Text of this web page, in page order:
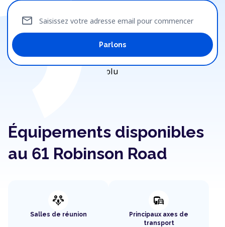
Saisissez votre adresse email pour commencer
mail
Parlons
Équipements disponibles
au 61 Robinson Road
adaptive_audio_mic
Salles de réunion
commute
Principaux axes de
transport